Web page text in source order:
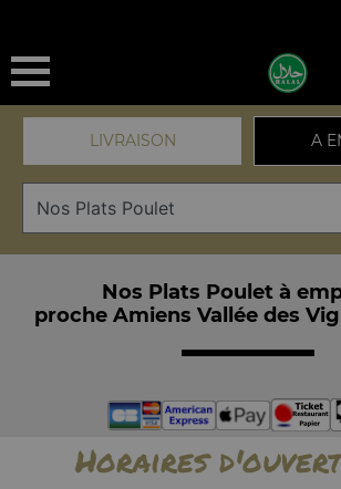
LIVRAISON A
Nos Plats Poulet à
proche Amiens Vallée des
Horaires